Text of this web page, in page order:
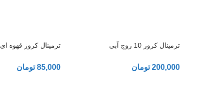
ترمینال کروز 10 زوج آبی
200,000 تومان
ترمینال کروز قهوه ای 10 زوج
85,000 تومان